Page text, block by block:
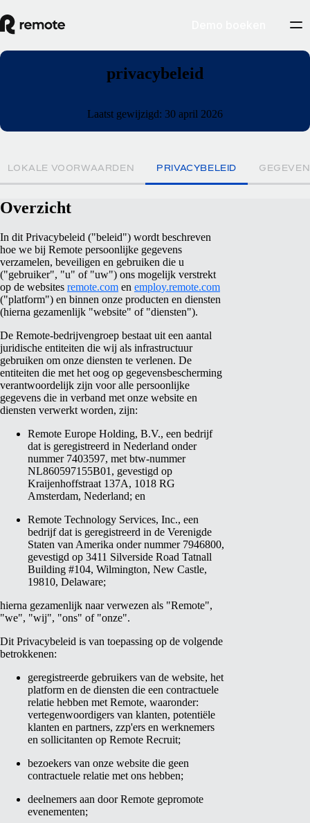
privacybeleid
Laatst gewijzigd: 30 april 2026
LOKALE VOORWAARDEN PRIVACYBELEID
Overzicht
In dit Privacybeleid ("beleid") wordt beschreven
hoe we bij Remote persoonlijke gegevens
verzamelen, beveiligen en gebruiken die u
("gebruiker", "u" of "uw") ons mogelijk verstrekt
op de websites remote.com en employ.remote.com
("platform") en binnen onze producten en diensten
(hierna gezamenlijk "website" of "diensten").
De Remote-bedrijvengroep bestaat uit een aantal
juridische entiteiten die wij als infrastructuur
gebruiken om onze diensten te verlenen. De
entiteiten die met het oog op gegevensbescherming
verantwoordelijk zijn voor alle persoonlijke
gegevens die in verband met onze website en
diensten verwerkt worden, zijn:
Remote Europe Holding, B.V., een bedrijf
dat is geregistreerd in Nederland onder
nummer 7403597, met btw-nummer
NL860597155B01, gevestigd op
Kraijenhoffstraat 137A, 1018 RG
Amsterdam, Nederland; en
Remote Technology Services, Inc., een
bedrijf dat is geregistreerd in de Verenigde
Staten van Amerika onder nummer 7946800,
gevestigd op 3411 Silverside Road Tatnall
Building #104, Wilmington, New Castle,
19810, Delaware;
hierna gezamenlijk naar verwezen als "Remote",
"we", "wij", "ons" of "onze".
Dit Privacybeleid is van toepassing op de volgende
betrokkenen:
geregistreerde gebruikers van de website, het
platform en de diensten die een contractuele
relatie hebben met Remote, waaronder:
vertegenwoordigers van klanten, potentiële
klanten en partners, zzp'ers en werknemers
en sollicitanten op Remote Recruit;
bezoekers van onze website die geen
contractuele relatie met ons hebben;
deelnemers aan door Remote gepromote
evenementen;